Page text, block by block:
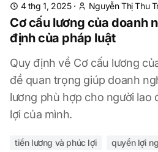
4 thg 1, 2025· Nguyễn Thị Thu
Cơ cấu lương của doanh
định của pháp luật
Quy định về Cơ cấu lương
đề quan trọng giúp doanh
lương phù hợp cho người lao
lợi của mình.
tiền lương và phúc lợi quyền lợi